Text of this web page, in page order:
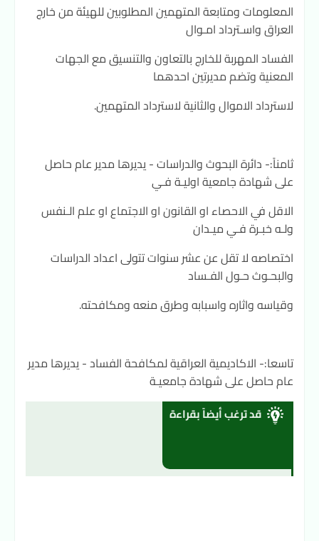
المعلومات ومتابعة المتهمين المطلوبين للهيئة من خارج
العراق واسـترداد امـوال
الفساد المهربة للخارج بالتعاون والتنسيق مع الجهات
المعنية وتضم مديرتين احدهما
لاسترداد الاموال والثانية لاسترداد المتهمين.
ثامناً:- دائرة البحوث والدراسات - يديرها مدير عام حاصل
على شهادة جامعية اوليـة فـي
الاقل في الاحصاء او القانون او الاجتماع او علم الـنفس
ولـه خبـرة فـي ميـدان
اختصاصه لا تقل عن عشر سنوات تتولى اعداد الدراسات
والبحـوث حـول الفـساد
وقياسه واثاره واسبابه وطرق منعه ومكافحته.
تاسعا:- الاكاديمية العراقية لمكافحة الفساد - يديرها مدير
عام حاصل على شهادة جامعيـة
قد ترغب أيضاً بقراءة